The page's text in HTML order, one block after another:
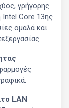
γρήγορης
Intel Core 13ης
ομαλά και
LAN